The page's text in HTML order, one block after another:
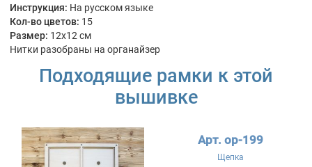
Инструкция: На русском языке
Кол-во цветов: 15
Размер: 12x12 см
Нитки разобраны на органайзер
Подходящие рамки к этой
вышивке
Арт. ор-199
Щепка